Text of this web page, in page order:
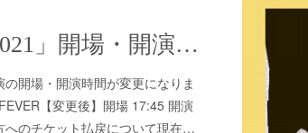
「Kyoto to Tokyo 2021」開場・開演時間変更のおしらせ
開場・開演時間が変更になりま
【変更後】開場 17:45 開演
へのチケット払戻について現在…